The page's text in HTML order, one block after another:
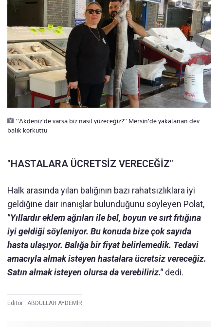
"Akdeniz'de varsa biz nasıl yüzeceğiz?" Mersin'de yakalanan dev
balık korkuttu
"HASTALARA ÜCRETSİZ VERECEĞİZ"
Halk arasında yılan balığının bazı rahatsızlıklara iyi
geldiğine dair inanışlar bulunduğunu söyleyen Polat,
"Yıllardır eklem ağrıları ile bel, boyun ve sırt fıtığına
iyi geldiği söyleniyor. Bu konuda bize çok sayıda
hasta ulaşıyor. Balığa bir fiyat belirlemedik. Tedavi
amacıyla almak isteyen hastalara ücretsiz vereceğiz.
Satın almak isteyen olursa da verebiliriz."dedi.
Editör : ABDULLAH AYDEMİR